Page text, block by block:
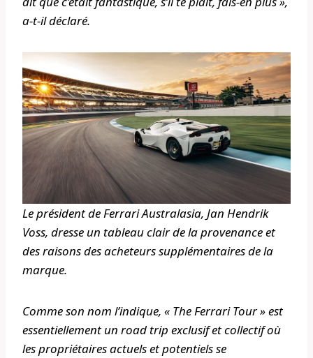
a-t-il déclaré.
Le président de Ferrari Australasia, Jan Hendrik
Voss, dresse un tableau clair de la provenance et
des raisons des acheteurs supplémentaires de la
marque.
Comme son nom l’indique, « The Ferrari Tour » est
essentiellement un road trip exclusif et collectif où
les propriétaires actuels et potentiels se